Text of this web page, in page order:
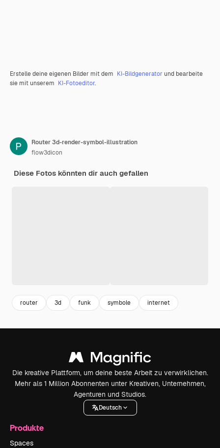
Erstelle deine eigenen Bilder mit dem KI-Bildgenerator und bearbeite
sie mit unserem KI-Fotoeditor.
Router 3d-render-symbol-illustration
flow3dicon
Diese Fotos könnten dir auch gefallen
router 3d funk symbole internet
Die kreative Plattform, um deine beste Arbeit zu verwirklichen.
Mehr als 1 Million Abonnenten unter Kreativen, Unternehmen,
Agenturen und Studios.
Deutsch
Produkte
Spaces